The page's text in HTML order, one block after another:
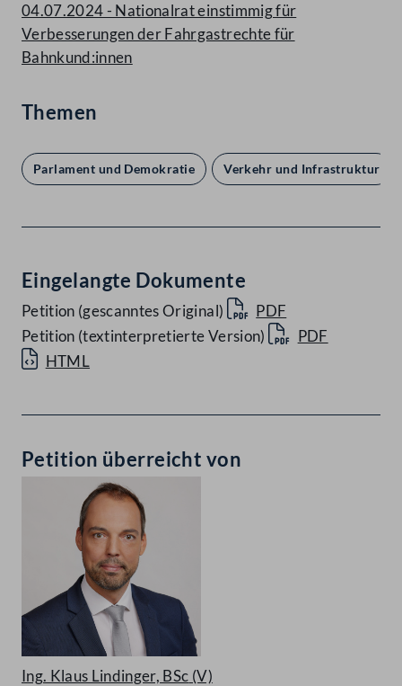
04.07.2024 - Nationalrat einstimmig für
Verbesserungen der Fahrgastrechte für
Bahnkund:innen
Themen
Parlament und Demokratie Verkehr und Infrastruktur
Eingelangte Dokumente
Petition (gescanntes Original)
PDF
Petition (textinterpretierte Version)
PDF
HTML
Petition überreicht von
Ing. Klaus Lindinger, BSc (V)